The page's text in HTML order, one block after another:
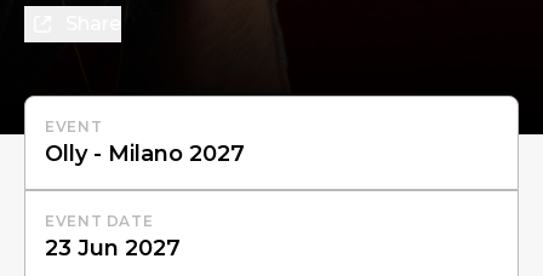
EVENT
EVENT DATE